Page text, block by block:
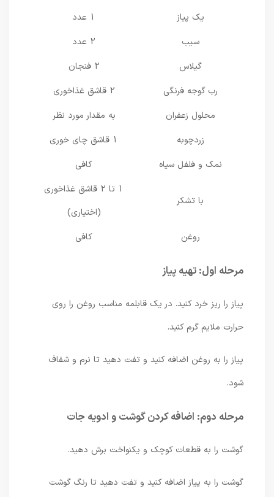
یک پیاز
رب گوجه فرنگی
محلول زعفران
به مقدار مورد نظر
زردچوبه
نمک و فلفل سیاه
با تشکر
1 تا 2 قاشق غذاخوری
(اختیاری)
مرحله اول: تهیه پیاز
پیاز را ریز خرد کنید. در یک قابلمه مناسب روغن را روی
حرارت ملایم گرم کنید.
پیاز را به روغن اضافه کنید و تفت دهید تا نرم و شفاف
مرحله دوم: اضافه کردن گوشت و ادویه جات
گوشت را به قطعات کوچک و یکنواخت برش دهید.
گوشت را به پیاز اضافه کنید و تفت دهید تا رنگ گوشت